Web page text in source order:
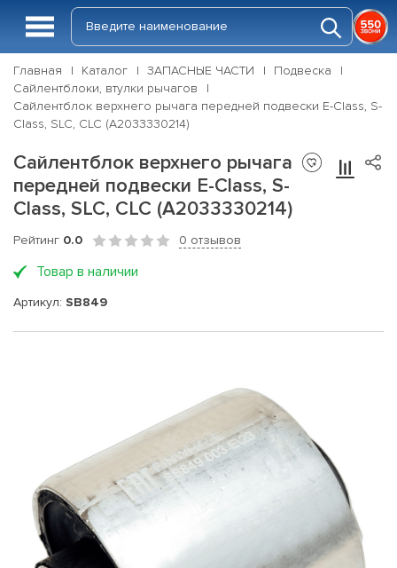
Главная Каталог ЗАПАСНЫЕ ЧАСТИ
Подвеска
Сайлентблоки, втулки рычагов
Сайлентблок верхнего рычага передней подвески E-Class, S-
Class, SLC, CLC (A2033330214)
Сайлентблок верхнего рычага
передней подвески E-Class, S-
Class, SLC, CLC (A2033330214)
Рейтинг 0.0 0 отзывов
Товар в наличии
Артикул: SB849